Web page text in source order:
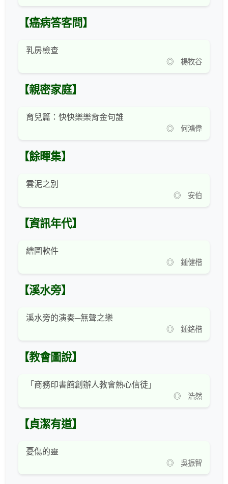
【癌病答客問】
乳房檢查
◎ 楊牧谷
【親密家庭】
育兒篇：快快樂樂背金句誰
◎ 何鴻偉
【餘暉集】
雲泥之別
◎ 安伯
【資訊年代】
繪圖軟件
◎ 鍾健楷
【溪水旁】
溪水旁的演奏─無聲之樂
◎ 鍾銘楷
【教會圖說】
「商務印書館創辦人教會熱心信徒」
◎ 浩然
【貞潔有道】
憂傷的靈
◎ 吳振智